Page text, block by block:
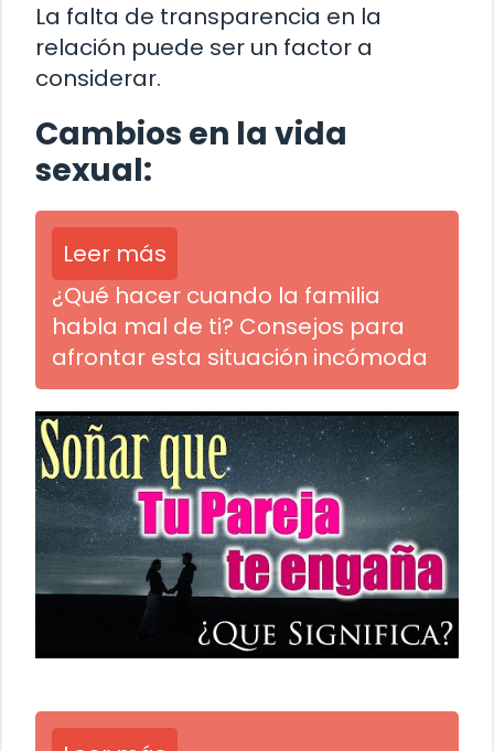
La falta de transparencia en la
relación puede ser un factor a
considerar.
Cambios en la vida
sexual:
Leer más
¿Qué hacer cuando la familia
habla mal de ti? Consejos para
afrontar esta situación incómoda